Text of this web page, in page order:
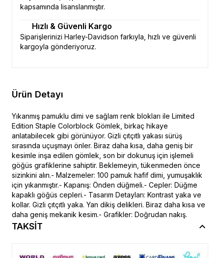
kapsamında lisanslanmıştır.
Hızlı & Güvenli Kargo
Siparişlerinizi Harley-Davidson farkıyla, hızlı ve güvenli
kargoyla gönderiyoruz.
Ürün Detayı
Yıkanmış pamuklu dimi ve sağlam renk blokları ile Limited
Edition Staple Colorblock Gömlek, birkaç hikaye
anlatabilecek gibi görünüyor. Gizli çıtçıtlı yakası sürüş
sırasında uçuşmayı önler. Biraz daha kısa, daha geniş bir
kesimle inşa edilen gömlek, son bir dokunuş için işlemeli
göğüs grafiklerine sahiptir. Beklemeyin, tükenmeden önce
sizinkini alın.- Malzemeler: 100 pamuk hafif dimi, yumuşaklık
için yıkanmıştır.- Kapanış: Önden düğmeli.- Cepler: Düğme
kapaklı göğüs cepleri.- Tasarım Detayları: Kontrast yaka ve
kollar. Gizli çıtçıtlı yaka. Yan dikiş delikleri. Biraz daha kısa ve
daha geniş mekanik kesim.- Grafikler: Doğrudan nakış.
TAKSİT